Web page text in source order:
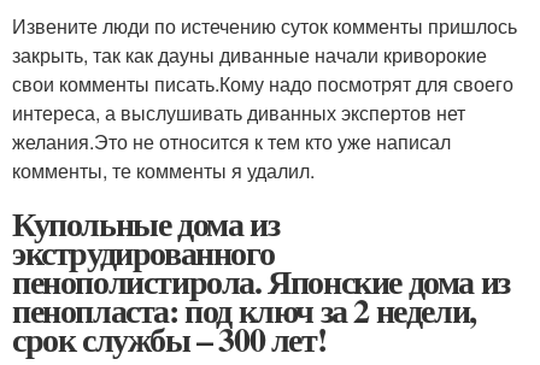
Извените люди по истечению суток комменты пришлось
закрыть, так как дауны диванные начали криворокие
свои комменты писать.Кому надо посмотрят для своего
интереса, а выслушивать диванных экспертов нет
желания.Это не относится к тем кто уже написал
комменты, те комменты я удалил.
Купольные дома из
экструдированного
пенополистирола. Японские дома из
пенопласта: под ключ за 2 недели,
срок службы – 300 лет!